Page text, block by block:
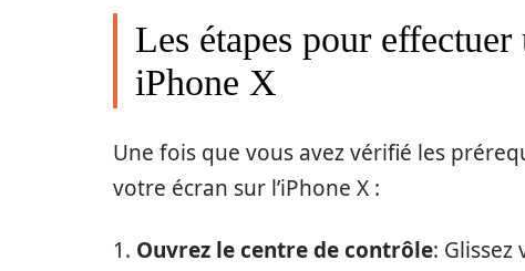
Les étapes pour
iPhone X
Une fois que vous avez vérifié les
votre écran sur l’iPhone X :
1. Ouvrez le centre de contrôle: